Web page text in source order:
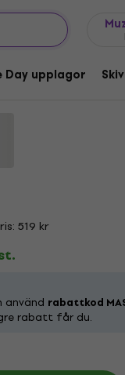
Day upplagor
Special
519 kr
använd rabattkod
rabatt får du.